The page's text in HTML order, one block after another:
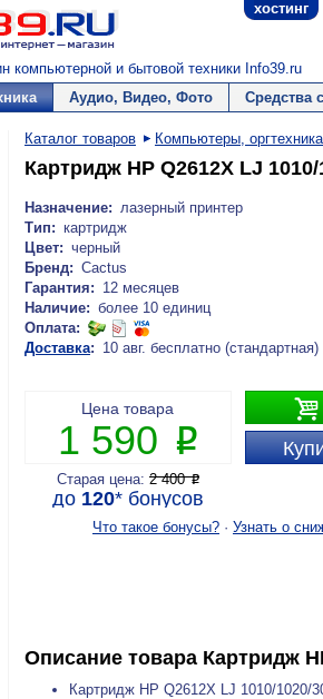
хостинг
компьютерной и бытовой техники Info39.ru
Аудио, Видео, Фото Средства
Каталог товаров Компьютеры, оргтехника
Картридж HP Q2612X LJ
Назначение: лазерный принтер
Тип: картридж
Цвет: черный
Бренд: Cactus
Гарантия: 12 месяцев
Наличие: более 10 единиц
Оплата:
Доставка: 10 авг. бесплатно (стандартная)

Цена товара
1 590 P
Старая цена: 2 400P
до 120*бонусов
Что такое бонусы? · Узнать о
Описание товара Картридж
Картридж HP Q2612X LJ 1010/1020/